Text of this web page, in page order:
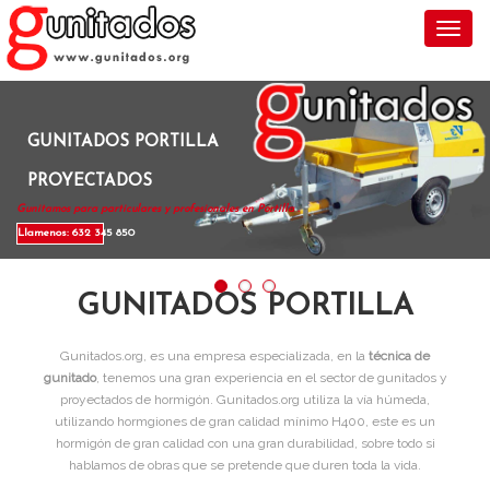
GUNITADOS PORTILLA
PROYECTADOS
Gunitamos para particulares y profesionales en Portilla .
Llamenos: 632 345 850
GUNITADOS PORTILLA
Gunitados.org, es una empresa especializada, en la técnica de
gunitado, tenemos una gran experiencia en el sector de gunitados y
proyectados de hormigón. Gunitados.org utiliza la vía húmeda,
utilizando hormgiones de gran calidad mínimo H400, este es un
hormigón de gran calidad con una gran durabilidad, sobre todo si
hablamos de obras que se pretende que duren toda la vida.